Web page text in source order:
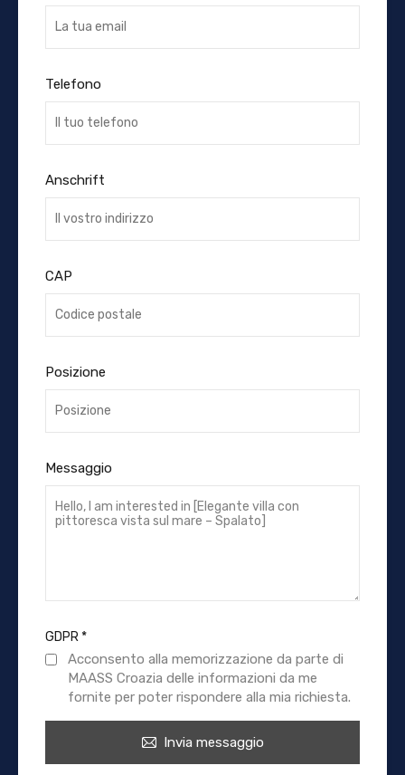
Telefono
Anschrift
CAP
Posizione
Messaggio
GDPR*
Acconsento alla memorizzazione da parte di
MAASS Croazia delle informazioni da me
fornite per poter rispondere alla mia richiesta.
Invia messaggio